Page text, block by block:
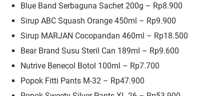
Blue Band Serbaguna Sachet 200g – Rp8.900
Sirup ABC Squash Orange 450ml – Rp9.900
Sirup MARJAN Cocopandan 460ml – Rp18.500
Bear Brand Susu Steril Can 189ml – Rp9.600
Nutrive Benecol Botol 100ml – Rp7.700
Popok Fitti Pants M-32 – Rp47.900